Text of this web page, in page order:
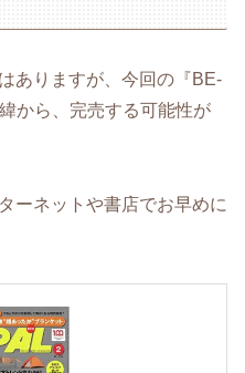
ありますが、今回の『BE-
から、完売する可能性が
ーネットや書店でお早めに